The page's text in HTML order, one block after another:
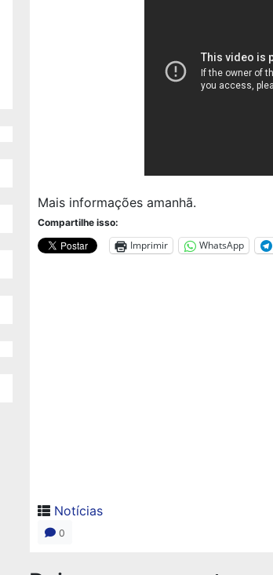
Mais informações amanhã.
Compartilhe isso:
Imprimir WhatsApp
Notícias
0